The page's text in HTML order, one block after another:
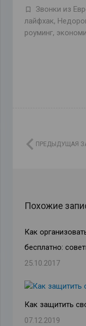
Звонки из
лайфхак,
роуминг,
ПРЕДЫДУЩАЯ
Похожие
Как
бесплатно:
25.10.2017
Как защитить
07.12.2019